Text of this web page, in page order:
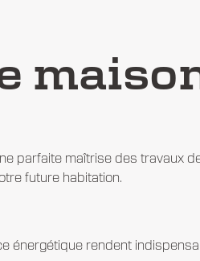
parfaite maîtrise des travaux
future habitation.
énergétique rendent